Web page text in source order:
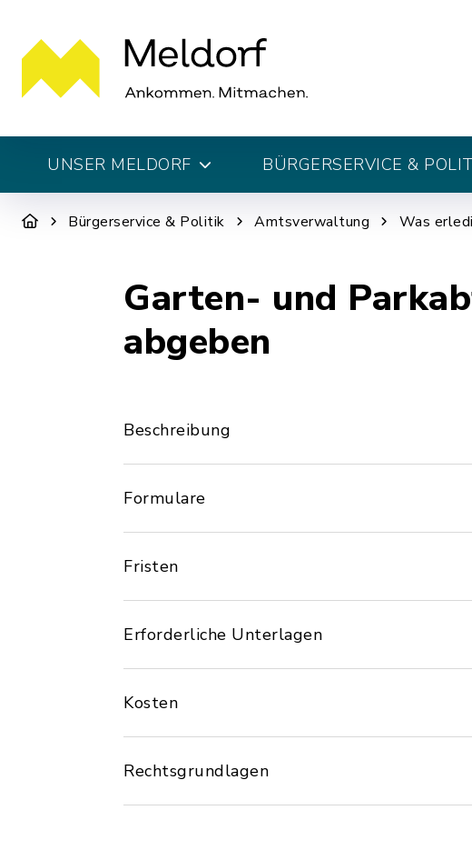
UNSER MELDORF BÜRGERSERVICE &
Bürgerservice & Politik Amtsverwaltung Was
Garten- und
abgeben
Beschreibung
Formulare
Fristen
Erforderliche Unterlagen
Kosten
Rechtsgrundlagen